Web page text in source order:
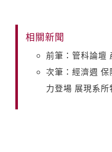
相關新聞
前筆：管科論壇
次筆：經濟週
力登場 展現系